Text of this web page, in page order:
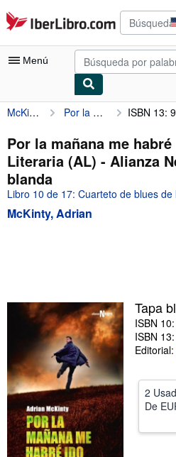
Pasar al contenido principal
IberLibro.com
Menú
Mi cuenta
Consultar mis pedidos
Búsqueda avanzada
Colecciones
Libros antiguos
Ayuda
CERRAR
McKinty, Adrian Por la mañana me habré ido (Alianza Literaria (AL) - Alianza Negra) ISBN 13:
Por la mañana me
Literaria (AL) - Alianza
blanda
Libro 10 de 17: Cuarteto de blues de
McKinty, Adrian
Tapa
ISBN
ISBN
Editorial:
2
De